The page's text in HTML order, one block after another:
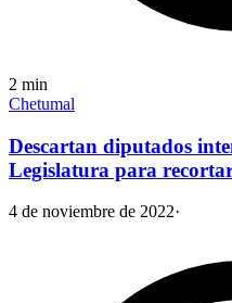
2 min
Chetumal
Descartan diputados
Legislatura para
4 de noviembre de 2022·